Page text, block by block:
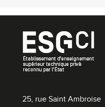
25, rue Saint Ambroise